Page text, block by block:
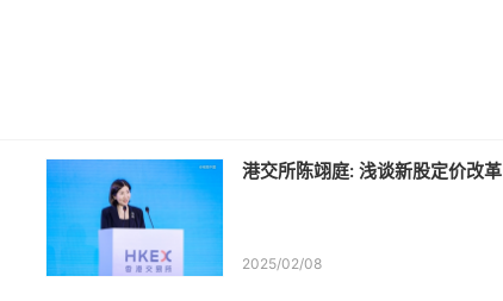
港交所陈翊庭: 浅谈新股定价改革
2025/02/08